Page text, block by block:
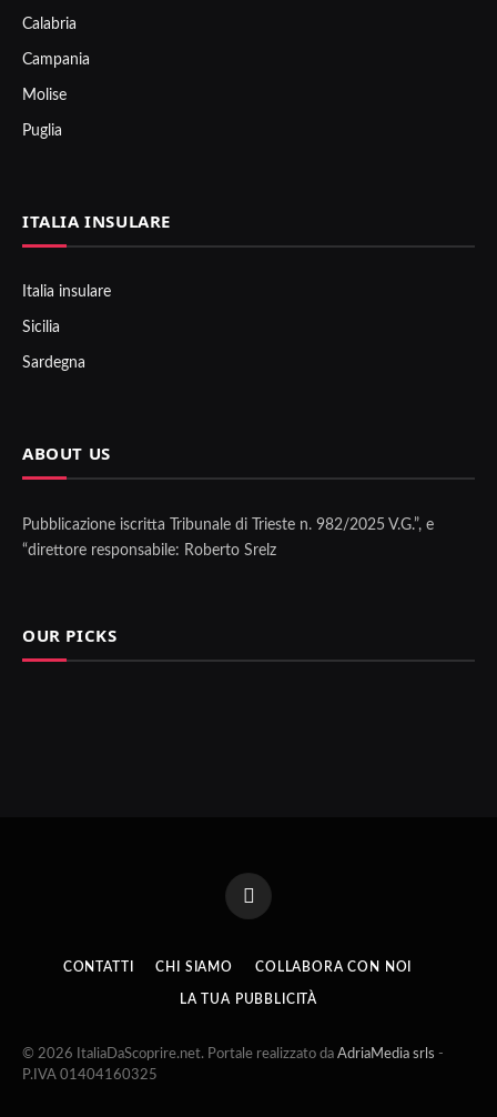
Calabria
Campania
Molise
Puglia
ITALIA INSULARE
Italia insulare
Sicilia
Sardegna
ABOUT US
Pubblicazione iscritta Tribunale di Trieste n. 982/2025 V.G.”, e
“direttore responsabile: Roberto Srelz
OUR PICKS
Facebook
CONTATTI CHI SIAMO COLLABORA CON NOI
LA TUA PUBBLICITÀ
© 2026 ItaliaDaScoprire.net. Portale realizzato da AdriaMedia srls -
P.IVA 01404160325